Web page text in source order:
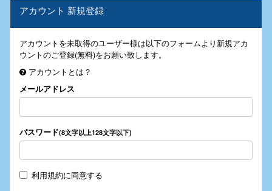
アカウント 新規登録
アカウントを未取得のユーザー様は以下のフォームより新規アカ
ウントのご登録(無料)をお願い致します。
アカウントとは？
メールアドレス
パスワード(8文字以上128文字以下)
利用規約に同意する